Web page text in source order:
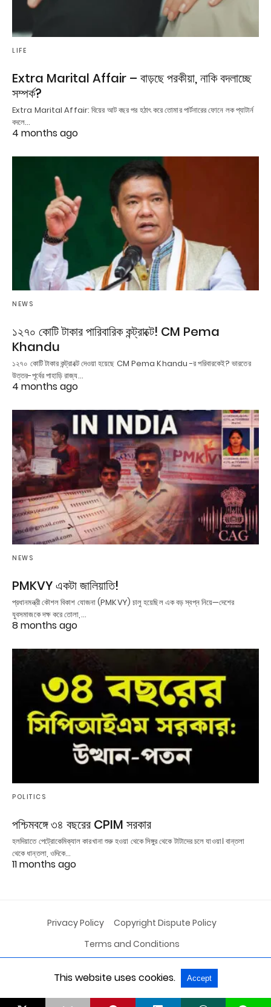
LIFE
Extra Marital Affair – বাড়ছে পরকীয়া, নাকি বদলাচ্ছে
সম্পর্ক?
Extra Marital Affair: বিয়ের আট বছর পর হঠাৎ করে তোমার পার্টনারের ফোনে লক প্যাটার্ন
বদলে…
4 months ago
NEWS
১২৭০ কোটি টাকার পারিবারিক কন্ট্রাক্টে! CM Pema
Khandu
১২৭০ কোটি টাকার কন্ট্রাক্টে দেওয়া হয়েছে CM Pema Khandu -র পরিবারকেই? ভারতের
উত্তর-পূর্বের পাহাড়ি রাজ্য…
4 months ago
NEWS
PMKVY একটা জালিয়াতি!
প্রধানমন্ত্রী কৌশল বিকাশ যোজনা (PMKVY) চালু হয়েছিল এক বড় স্বপ্ন নিয়ে—দেশের
যুবসমাজকে দক্ষ করে তোলা,…
8 months ago
POLITICS
পশ্চিমবঙ্গে ৩৪ বছরের CPIM সরকার
হলদিয়াতে পেট্রোকেমিক্যাল কারখানা শুরু হওয়া থেকে সিঙ্গুর থেকে টাটাদের চলে যাওয়া। বান্তলা
থেকে ধান্তলা, ওদিকে…
11 months ago
Privacy Policy
Copyright Dispute Policy
Terms and Conditions
All Rights Reserved View Non-AMP Version
This website uses cookies. Accept